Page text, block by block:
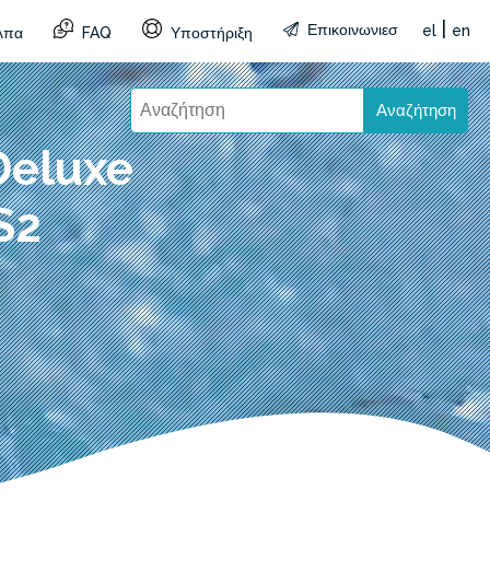
FAQ Υποστήριξη Επικοινωνιεσ el en
Αναζήτηση